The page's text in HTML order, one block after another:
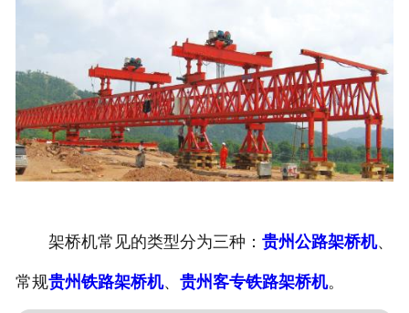
架桥机常见的类型分为三种： 贵州公路架桥机、
常规贵州铁路架桥机、 贵州客专铁路架桥机。